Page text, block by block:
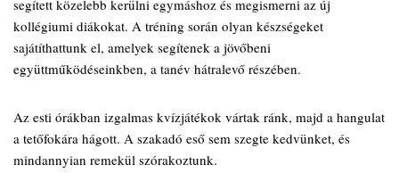
segített közelebb kerülni egymáshoz és megismerni az új
kollégiumi diákokat. A tréning során olyan készségeket
sajátíthattunk el, amelyek segítenek a jövőbeni
együttműködéseinkben, a tanév hátralevő részében.
Az esti órákban izgalmas kvízjátékok vártak ránk, majd a hangulat
a tetőfokára hágott. A szakadó eső sem szegte kedvünket, és
mindannyian remekül szórakoztunk.